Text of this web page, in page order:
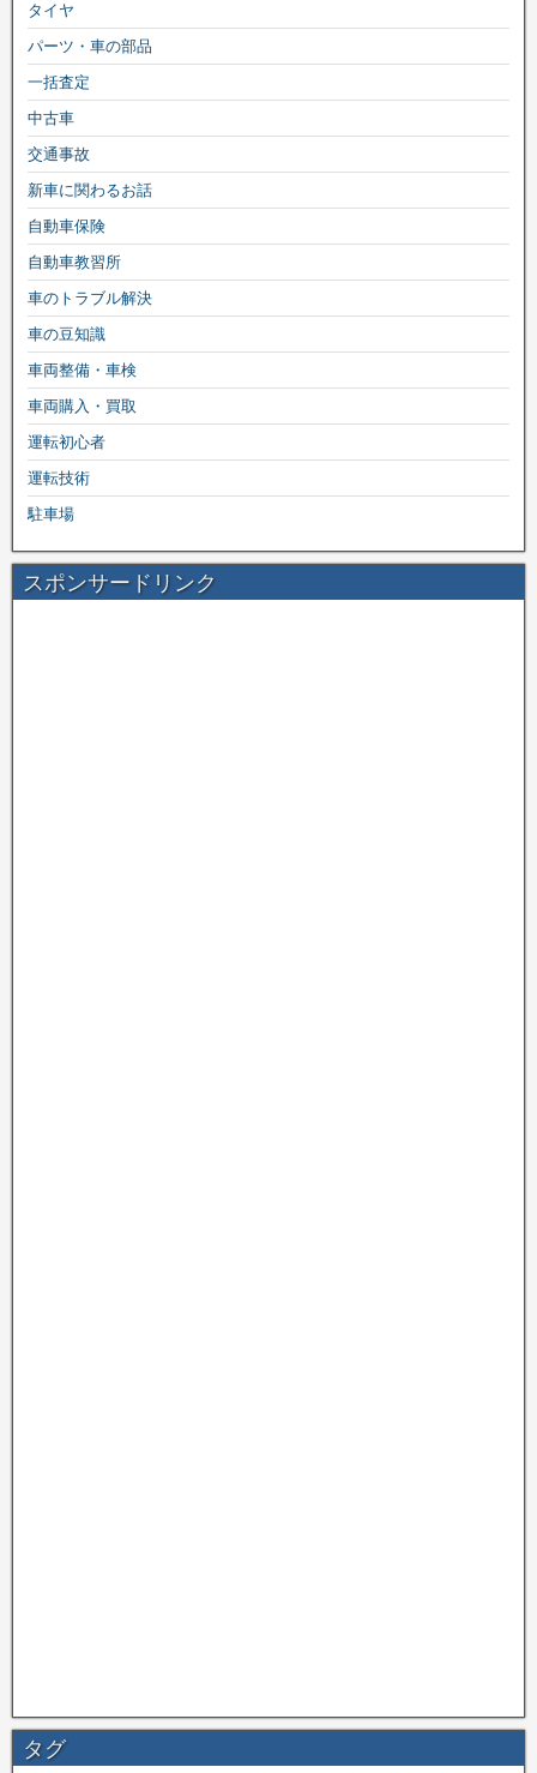
タイヤ
パーツ・車の部品
一括査定
中古車
交通事故
新車に関わるお話
自動車保険
自動車教習所
車のトラブル解決
車の豆知識
車両整備・車検
車両購入・買取
運転初心者
運転技術
駐車場
スポンサードリンク
タグ